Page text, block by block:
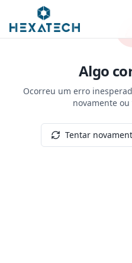
Algo
Ocorreu um erro
novamente
Tentar